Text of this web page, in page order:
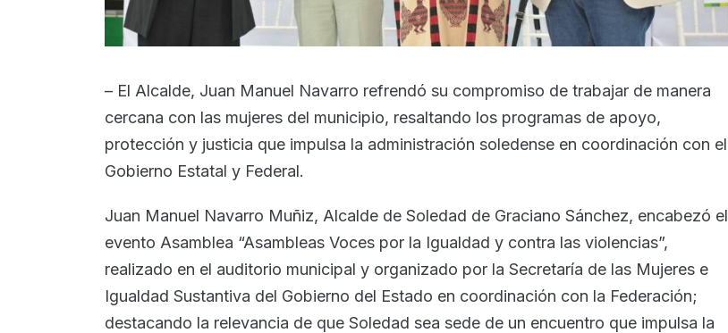
– El Alcalde, Juan Manuel Navarro refrendó su compromiso de trabajar de manera
cercana con las mujeres del municipio, resaltando los programas de apoyo,
protección y justicia que impulsa la administración soledense en coordinación con el
Gobierno Estatal y Federal.
Juan Manuel Navarro Muñiz, Alcalde de Soledad de Graciano Sánchez, encabezó el
evento Asamblea “Asambleas Voces por la Igualdad y contra las violencias”,
realizado en el auditorio municipal y organizado por la Secretaría de las Mujeres e
Igualdad Sustantiva del Gobierno del Estado en coordinación con la Federación;
destacando la relevancia de que Soledad sea sede de un encuentro que impulsa la